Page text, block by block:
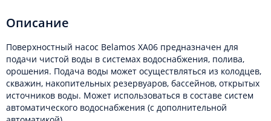
Описание
Поверхностный насос Belamos XA06 предназначен для
подачи чистой воды в системах водоснабжения, полива,
орошения. Подача воды может осуществляться из колодцев,
скважин, накопительных резервуаров, бассейнов, открытых
источников воды. Может использоваться в составе систем
автоматического водоснабжения (с дополнительной